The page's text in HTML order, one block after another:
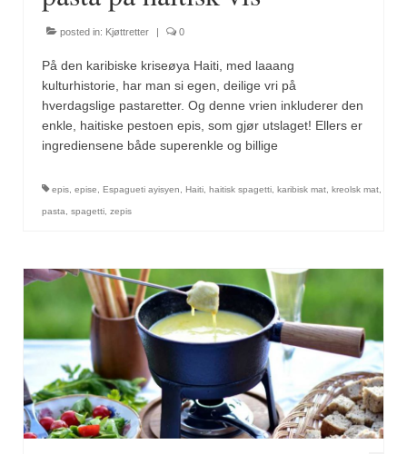
posted in: Kjøttretter | 0
På den karibiske kriseøya Haiti, med laaang
kulturhistorie, har man si egen, deilige vri på
hverdagslige pastaretter. Og denne vrien inkluderer den
enkle, haitiske pestoen epis, som gjør utslaget! Ellers er
ingrediensene både superenkle og billige
epis epise Espagueti ayisyen Haiti haitisk spagetti karibisk mat kreolsk mat
pasta spagetti zepis